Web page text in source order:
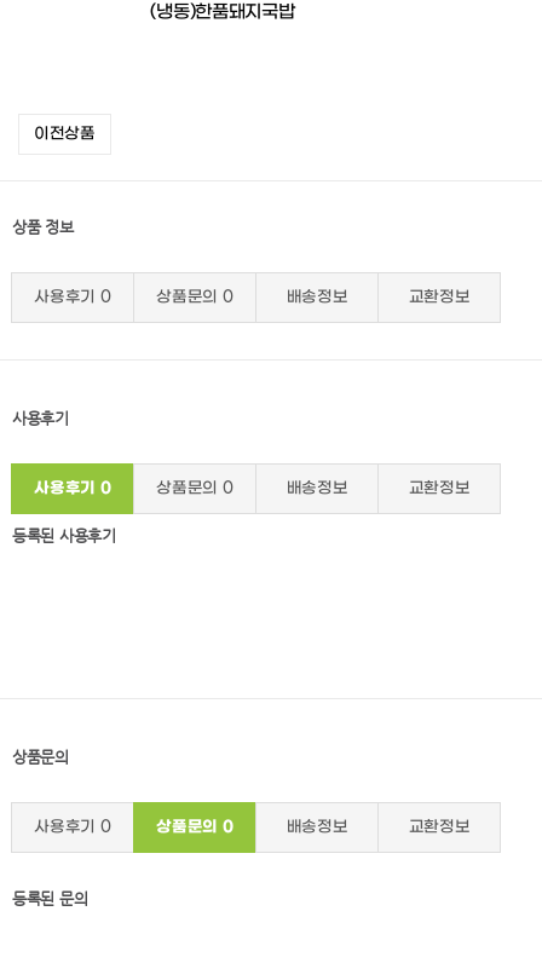
(냉동)한품돼지국밥
이전상품
상품 정보
사용후기 0 상품문의 0 배송정보 교환정보
사용후기
사용후기 0 상품문의 0 배송정보 교환정보
등록된 사용후기
상품문의
사용후기 0 상품문의 0 배송정보 교환정보
등록된 문의